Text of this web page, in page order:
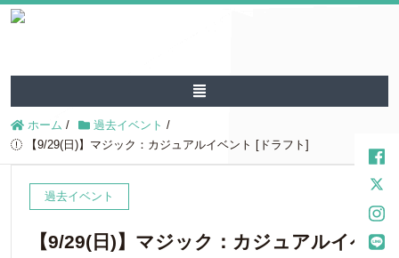
ホーム / 過去イベント /
【9/29(日)】マジック：カジュアルイベント [ドラフト]
過去イベント
【9/29(日)】マジック：カジュアルイベ